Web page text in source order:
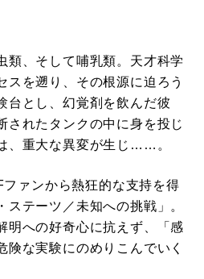
、そして哺乳類。天才科学
スを遡り、その根源に迫ろう
台とし、幻覚剤を飲んだ彼
されたタンクの中に身を投じ
、重大な異変が生じ……。
ァンから熱狂的な支持を得
ステーツ／未知への挑戦」。
明への好奇心に抗えず、「感
険な実験にのめりこんでいく